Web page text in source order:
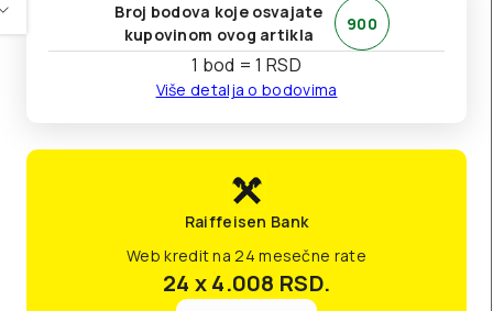
Broj bodova koje osvajate
kupovinom ovog artikla
900
1 bod = 1 RSD
Više detalja o bodovima
Raiffeisen Bank
Web kredit na 24 mesečne rate
24 x 4.008 RSD.